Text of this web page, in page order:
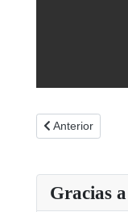
Artículo
Anterior
Gracias